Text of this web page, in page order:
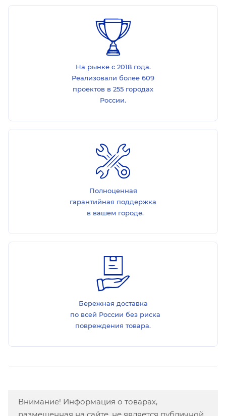
На рынке с 2018 года.
Реализовали более 609
проектов в 255 городах
России.
Полноценная
гарантийная поддержка
в вашем городе.
Бережная доставка
по всей России без риска
повреждения товара.
Внимание! Информация о товарах,